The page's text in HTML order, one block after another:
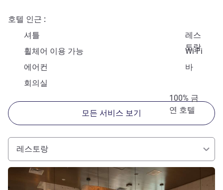
호텔 인근
셔틀
레스
토랑
휠체어 이용 가능
Wi-Fi
에어컨
바
회의실
100% 금
연 호텔
모든 서비스 보기
레스토랑
세부 정보 보기